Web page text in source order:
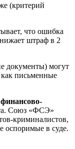
(критерий
что ошибка
штраф в 2
документы) могут
письменные
финансово-
Союз «ФСЭ»
криминалистов,
оспоримые в суде.